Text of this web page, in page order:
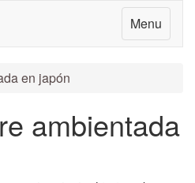
Menu
en japón
ambientada